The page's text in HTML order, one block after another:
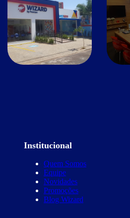
Institucional
Quem Somos
Equipe
Novidades
Promoções
Blog Wizard